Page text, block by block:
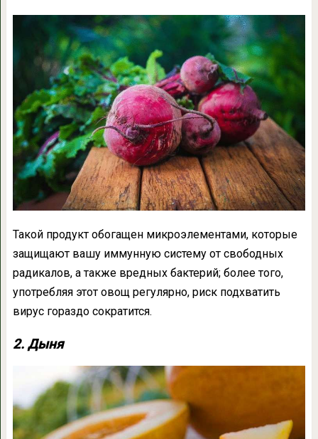
Такой продукт обогащен микроэлементами, которые
защищают вашу иммунную систему от свободных
радикалов, а также вредных бактерий; более того,
употребляя этот овощ регулярно, риск подхватить
вирус гораздо сократится.
2. Дыня